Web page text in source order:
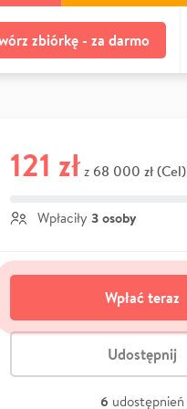
zbiórkę - za darmo
121 zł z 68 000 zł (Cel)
Wpłaciły 3 osoby
Wpłać teraz
Udostępnij
6 udostępnień